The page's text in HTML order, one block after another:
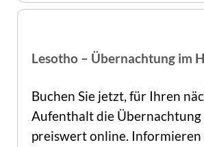
Lesotho – Übernachtung im
Buchen Sie jetzt, für Ihren
Aufenthalt die Übernachtung
preiswert online. Informieren